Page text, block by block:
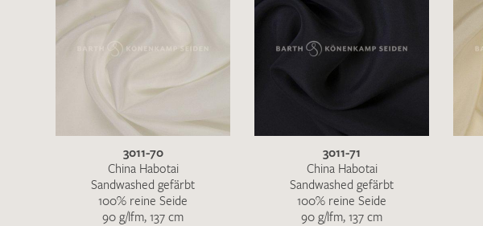
Es sind bisher keine Produkte auf Ihrer
Merkliste.
Sollten Sie dennoch eine individuelle
Musteranfrage stellen wollen, vermerken
Sie diese bitte im Feld "Anmerkungen".
IHRE
Leider ist
schreiben
Wir arbeiten
3011-70
China Habotai
Sandwashed gefärbt
100% reine Seide
90 g/lfm, 137 cm
3011-71
China Habotai
Sandwashed gefärbt
100% reine Seide
90 g/lfm, 137 cm